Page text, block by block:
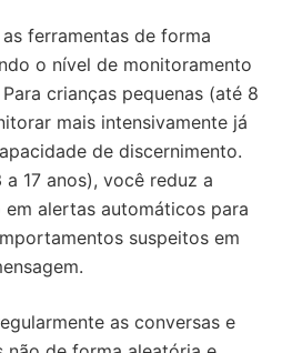
ferramentas de forma
o nível de monitoramento
crianças pequenas (até 8
mais intensivamente já
de discernimento.
a 17 anos), você reduz a
alertas automáticos para
suspeitos em
as conversas e